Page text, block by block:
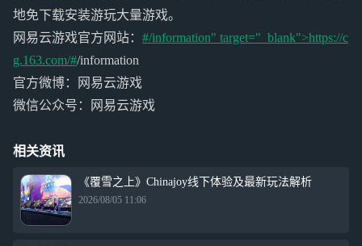
地免下载安装游玩大量游戏。
网易云游戏官方网站： #/information" target="_blank">https://c
g.163.com/#/information
官方微博：网易云游戏
微信公众号：网易云游戏
相关资讯
《覆雪之上》Chinajoy线下体验及最新玩法解析
2026/08/05 11:06